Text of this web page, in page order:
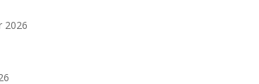
2026